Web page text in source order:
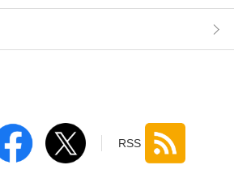
RSS